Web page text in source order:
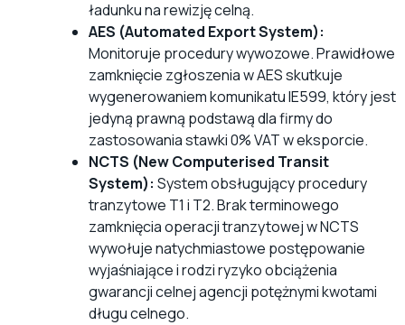
ładunku na rewizję celną.
AES (Automated Export System):
Monitoruje procedury wywozowe. Prawidłowe
zamknięcie zgłoszenia w AES skutkuje
wygenerowaniem komunikatu IE599, który jest
jedyną prawną podstawą dla firmy do
zastosowania stawki 0% VAT w eksporcie.
NCTS (New Computerised Transit
System): System obsługujący procedury
tranzytowe T1 i T2. Brak terminowego
zamknięcia operacji tranzytowej w NCTS
wywołuje natychmiastowe postępowanie
wyjaśniające i rodzi ryzyko obciążenia
gwarancji celnej agencji potężnymi kwotami
długu celnego.